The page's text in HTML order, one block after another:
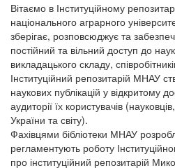
Вітаємо в Інституційному
національного аграрного
зберігає, розповсюджує та
постійний та вільний доступ до
викладацького складу,
Інституційний репозитарій МНАУ
наукових публікацій у відкритому
аудиторії їх користувачів
України та світу).
Фахівцями бібліотеки МНАУ
регламентують роботу
про інституційний репозитарій